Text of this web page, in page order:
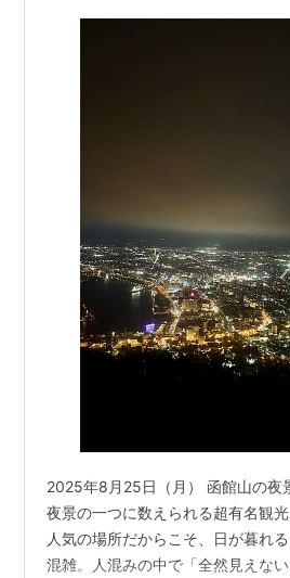
2025年8月25日（月） 函館山の夜
夜景の一つに数えられる超有名観
人気の場所だからこそ、日が暮れ
混雑。人混みの中で「全然見えな